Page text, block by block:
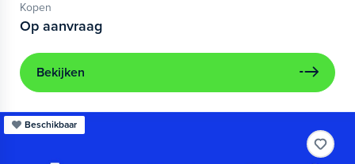
Kopen
Op aanvraag
Bekijken
Beschikbaar